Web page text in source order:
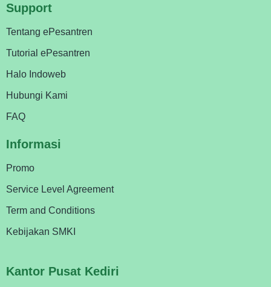
Support
Tentang ePesantren
Tutorial ePesantren
Halo Indoweb
Hubungi Kami
FAQ
Informasi
Promo
Service Level Agreement
Term and Conditions
Kebijakan SMKI
Kantor Pusat Kediri